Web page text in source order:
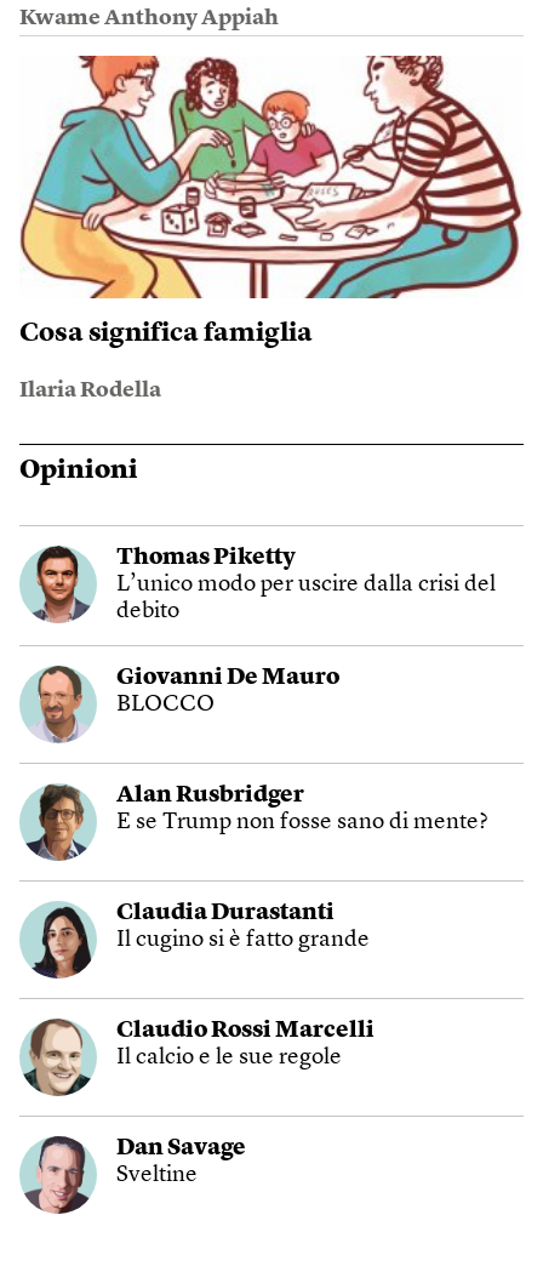
Kwame Anthony Appiah
Cosa significa famiglia
Ilaria Rodella
Opinioni
Thomas Piketty
L’unico modo per uscire dalla crisi del
debito
Giovanni De Mauro
BLOCCO
Alan Rusbridger
E se Trump non fosse sano di mente?
Claudia Durastanti
Il cugino si è fatto grande
Claudio Rossi Marcelli
Il calcio e le sue regole
Dan Savage
Sveltine